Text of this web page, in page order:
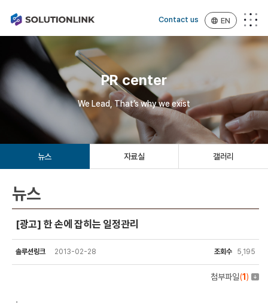
Contact us EN
PR center
We Lead, That’s why we exist
뉴스 자료실 갤러리
뉴스
[광고] 한 손에 잡히는 일정관리
솔루션링크 2013-02-28 조회수 5,195
첨부파일(1 )
.